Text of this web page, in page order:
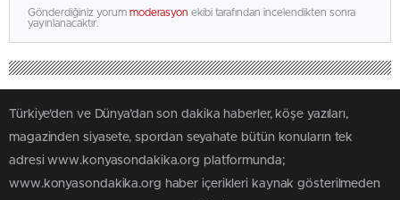
Gönderdiğiniz yorum moderasyon ekibi tarafından incelendikten sonra
yayınlanacaktır.
Türkiye'den ve Dünya’dan son dakika haberler, köşe yazıları,
magazinden siyasete, spordan seyahate bütün konuların tek
adresi www.konyasondakika.org platformunda;
www.konyasondakika.org haber içerikleri kaynak gösterilmeden